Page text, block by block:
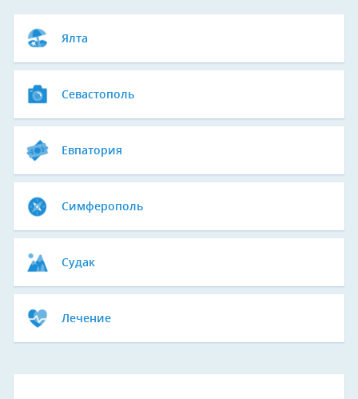
Ялта
Севастополь
Евпатория
Симферополь
Судак
Лечение